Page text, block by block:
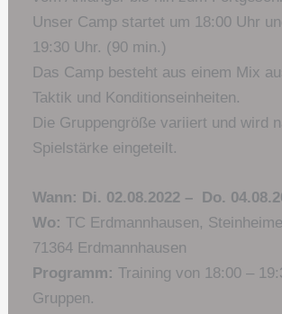
Unser Camp startet um 18:00 Uhr
19:30 Uhr. (90 min.)
Das Camp besteht aus einem Mix
Taktik und Konditionseinheiten.
Die Gruppengröße variiert und wird
Spielstärke eingeteilt.
Wann: Di. 02.08.2022 – Do.
Wo: TC Erdmannhausen,
71364 Erdmannhausen
Programm: Training von 18:00 –
Gruppen.